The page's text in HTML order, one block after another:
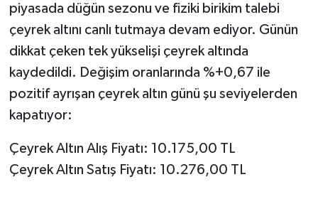
piyasada düğün sezonu ve fiziki birikim talebi
çeyrek altını canlı tutmaya devam ediyor. Günün
dikkat çeken tek yükselişi çeyrek altında
kaydedildi. Değişim oranlarında %+0,67 ile
pozitif ayrışan çeyrek altın günü şu seviyelerden
kapatıyor:
Çeyrek Altın Alış Fiyatı: 10.175,00 TL
Çeyrek Altın Satış Fiyatı: 10.276,00 TL
Sındırgı
SPOR
Susurluk
TARİHTE BUGÜN